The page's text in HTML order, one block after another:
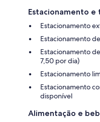
Estacionamento e
Estacionamento
Estacionamento
Estacionamento
7,50 por dia)
Estacionamento
Estacionamento
disponível
Alimentação e